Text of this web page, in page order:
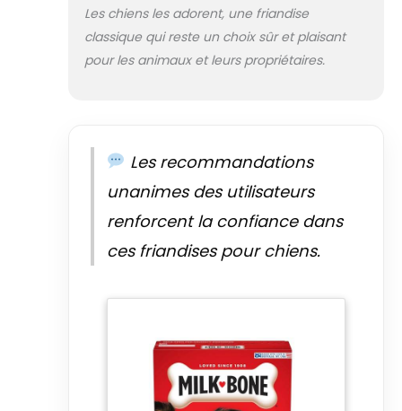
Les chiens les adorent, une friandise
classique qui reste un choix sûr et plaisant
pour les animaux et leurs propriétaires.
Les recommandations
unanimes des utilisateurs
renforcent la confiance dans
ces friandises pour chiens.